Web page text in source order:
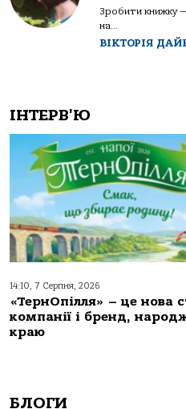
Зробити книжку
на...
ВІКТОРІЯ
ІНТЕРВ'Ю
14:10, 7 Серпня, 2026
«ТернОпілля» – це нова
компанії і бренд,
краю
БЛОГИ